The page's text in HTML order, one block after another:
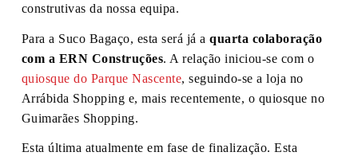
construtivas da nossa equipa.
Para a Suco Bagaço, esta será já aquarta colaboração
com a ERN Construções. A relação iniciou-se com o
quiosque do Parque Nascente, seguindo-se a loja no
Arrábida Shopping e, mais recentemente, o quiosque no
Guimarães Shopping.
Esta última atualmente em fase de finalização. Esta